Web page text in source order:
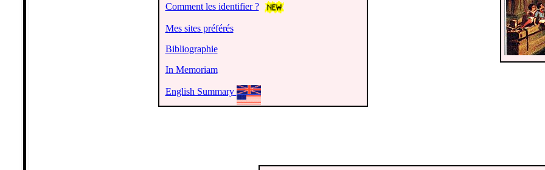
Comment les identifier ?
Mes sites préférés
Bibliographie
In Memoriam
English Summary